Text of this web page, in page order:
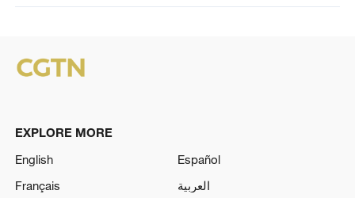
EXPLORE MORE
English
Español
Français
العربية